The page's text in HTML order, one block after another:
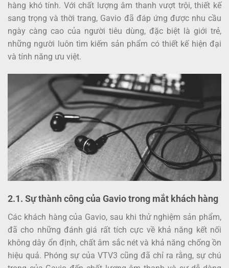
hàng khó tính. Với chất lượng âm thanh vượt trội, thiết kế
sang trọng và thời trang, Gavio đã đáp ứng được nhu cầu
ngày càng cao của người tiêu dùng, đặc biệt là giới trẻ,
những người luôn tìm kiếm sản phẩm có thiết kế hiện đại
và tính năng ưu việt.
2.1. Sự thành công của Gavio trong mắt khách hàng
Các khách hàng của Gavio, sau khi thử nghiệm sản phẩm,
đã cho những đánh giá rất tích cực về khả năng kết nối
không dây ổn định, chất âm sắc nét và khả năng chống ồn
hiệu quả. Phóng sự của VTV3 cũng đã chỉ ra rằng, sự chú